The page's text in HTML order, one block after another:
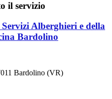
il servizio
Alberghieri e della
Bardolino
Bardolino (VR)